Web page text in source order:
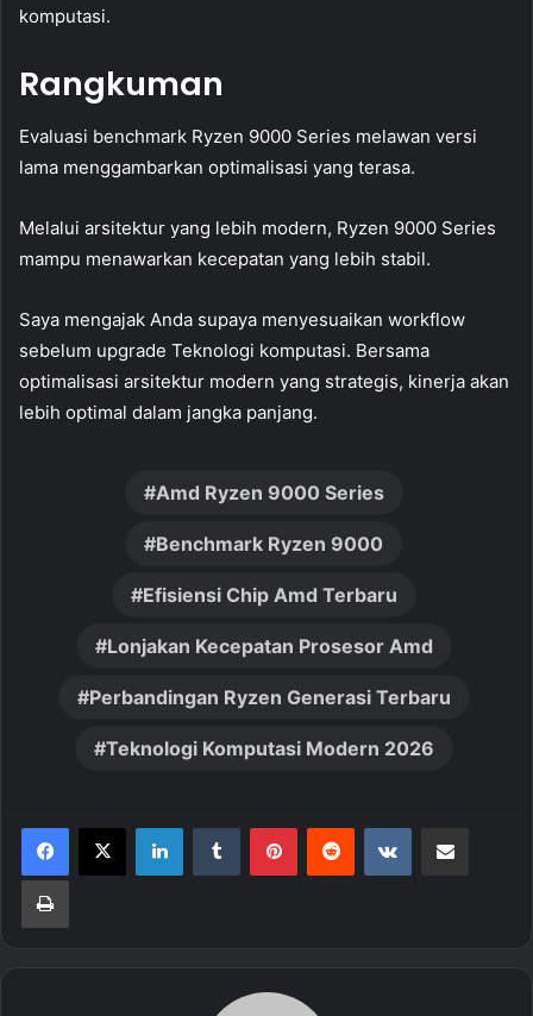
komputasi.
Rangkuman
Evaluasi benchmark Ryzen 9000 Series melawan versi
lama menggambarkan optimalisasi yang terasa.
Melalui arsitektur yang lebih modern, Ryzen 9000 Series
mampu menawarkan kecepatan yang lebih stabil.
Saya mengajak Anda supaya menyesuaikan workflow
sebelum upgrade Teknologi komputasi. Bersama
optimalisasi arsitektur modern yang strategis, kinerja akan
lebih optimal dalam jangka panjang.
Amd Ryzen 9000 Series
Benchmark Ryzen 9000
Efisiensi Chip Amd Terbaru
Lonjakan Kecepatan Prosesor Amd
Perbandingan Ryzen Generasi Terbaru
Teknologi Komputasi Modern 2026
LinkedInTumblr PinterestReddit VKontakte
Print